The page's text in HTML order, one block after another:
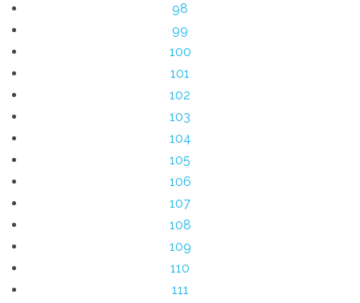
98
99
100
101
102
103
104
105
106
107
108
109
110
111